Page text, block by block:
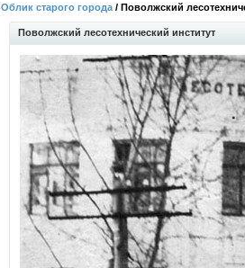
Облик старого города / Поволжский
Поволжский лесотехнический институт